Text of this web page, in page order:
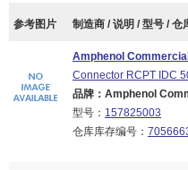
参考图片 制造商 / 说明 / 型号 / 仓
Amphenol Commercial
Connector RCPT IDC
品牌：Amphenol
型号： 157825003
仓库库存编号：